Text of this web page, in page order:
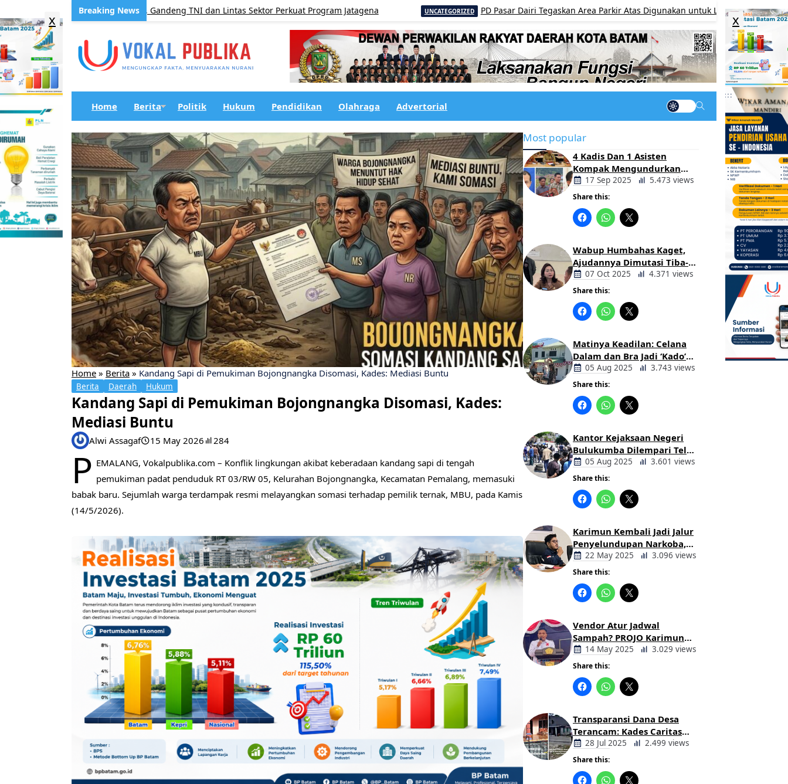
Galang Gotong Royong, Gandeng TNI dan Lintas Sektor Perkuat Program Jatagena UNCATEGORIZED PD Pasar Dairi Tegaskan Area Parkir Atas Digunakan untuk Lapak K5 Setiap Sabtu,
Home Berita Politik Hukum Pendidikan Olahraga Advertorial
Home » Berita » ​Kandang Sapi di Pemukiman Bojongnangka Disomasi, Kades: Mediasi Buntu
Berita Daerah Hukum
​Kandang Sapi di Pemukiman Bojongnangka Disomasi, Kades:
Mediasi Buntu
Alwi Assagaf 15 May 2026 284
P EMALANG, Vokalpublika.com – Konflik lingkungan akibat keberadaan kandang sapi di tengah
pemukiman padat penduduk RT 03/RW 05, Kelurahan Bojongnangka, Kecamatan Pemalang, memasuki
babak baru. Sejumlah warga terdampak resmi melayangkan somasi terhadap pemilik ternak, MBU, pada Kamis
(14/5/2026).
Most popular
4 Kadis Dan 1 Asisten
Kompak Mengundurkan
Diri, Ada Apa Pemerintahan
Oloan
17 Sep 2025 5.473 views
Share this:
Wabup Humbahas Kaget,
Ajudannya Dimutasi Tiba-
tiba Tanpa Alasan Oleh
Bupati
07 Oct 2025 4.371 views
Share this:
Matinya Keadilan: Celana
Dalam dan Bra Jadi ‘Kado’
untuk Kajari Bulukumba
05 Aug 2025 3.743 views
Share this:
Kantor Kejaksaan Negeri
Bulukumba Dilempari Telur
dan Kotoran Sapi, Keluarga
Korban Lakalantas Tuntut
Keadilan
05 Aug 2025 3.601 views
Share this:
Karimun Kembali Jadi Jalur
Penyelundupan Narkoba,
Mahasiswa Desak Pemkab
dan Aparat Bertindak Tegas
22 May 2025 3.096 views
Share this:
Vendor Atur Jadwal
Sampah? PROJO Karimun
Kritik Usulan PT AGB
14 May 2025 3.029 views
Share this:
Transparansi Dana Desa
Terancam: Kades Caritas
Sogawunasi Diduga
Gelapkan Bantuan untuk
Warga
28 Jul 2025 2.499 views
Share this:
x
x